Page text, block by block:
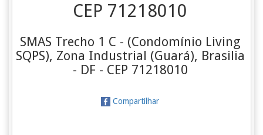
CEP 71218010
SMAS Trecho 1 C - (Condomínio Living
SQPS), Zona Industrial (Guará), Brasilia
- DF - CEP 71218010
Compartilhar